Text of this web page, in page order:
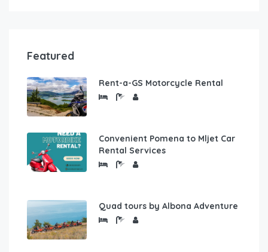
Featured
Rent-a-GS Motorcycle Rental
Convenient Pomena to Mljet Car
Rental Services
Quad tours by Albona Adventure